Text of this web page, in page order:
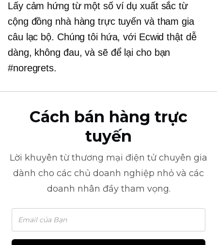
Lấy cảm hứng từ một số ví dụ xuất sắc từ
cộng đồng nhà hàng trực tuyến và tham gia
câu lạc bộ. Chúng tôi hứa, với Ecwid thật dễ
dàng, không đau, và sẽ để lại cho bạn
#noregrets.
Cách bán hàng trực
tuyến
Lời khuyên từ thương mại điện tử chuyên gia
dành cho các chủ doanh nghiệp nhỏ và các
doanh nhân đầy tham vọng.